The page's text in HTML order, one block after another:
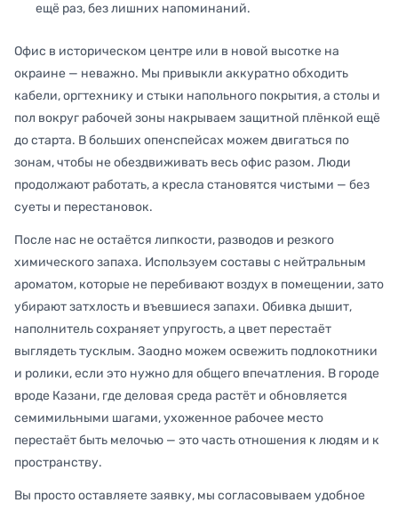
ещё раз, без лишних напоминаний.
Офис в историческом центре или в новой высотке на
окраине — неважно. Мы привыкли аккуратно обходить
кабели, оргтехнику и стыки напольного покрытия, а столы и
пол вокруг рабочей зоны накрываем защитной плёнкой ещё
до старта. В больших опенспейсах можем двигаться по
зонам, чтобы не обездвиживать весь офис разом. Люди
продолжают работать, а кресла становятся чистыми — без
суеты и перестановок.
После нас не остаётся липкости, разводов и резкого
химического запаха. Используем составы с нейтральным
ароматом, которые не перебивают воздух в помещении, зато
убирают затхлость и въевшиеся запахи. Обивка дышит,
наполнитель сохраняет упругость, а цвет перестаёт
выглядеть тусклым. Заодно можем освежить подлокотники
и ролики, если это нужно для общего впечатления. В городе
вроде Казани, где деловая среда растёт и обновляется
семимильными шагами, ухоженное рабочее место
перестаёт быть мелочью — это часть отношения к людям и к
пространству.
Вы просто оставляете заявку, мы согласовываем удобное